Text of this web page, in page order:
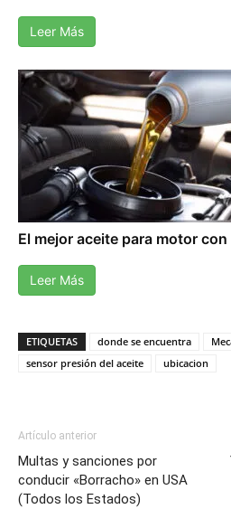
Leer Más
El mejor aceite para motor
Leer Más
ETIQUETAS donde se encuentra
sensor presión del aceite
ubicacion
Artículo anterior
Multas y sanciones por
conducir «Borracho» en USA
(Todos los Estados)